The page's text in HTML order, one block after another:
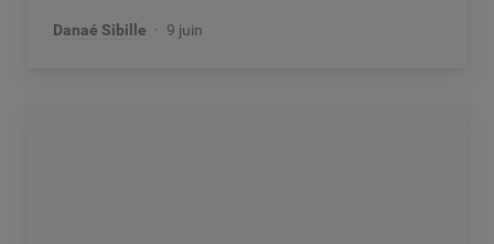
Danaé Sibille 9 juin